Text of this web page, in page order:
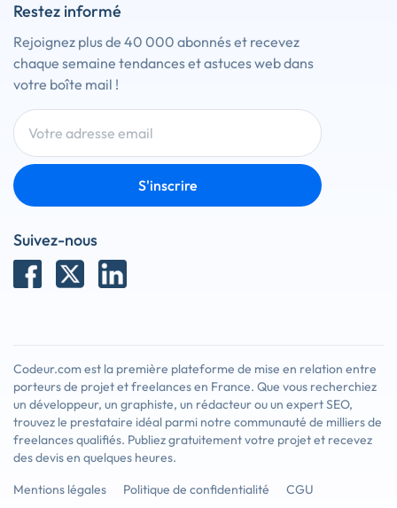
Restez informé
Rejoignez plus de 40 000 abonnés et recevez
chaque semaine tendances et astuces web dans
votre boîte mail !
S'inscrire
Suivez-nous
Codeur.com est la première plateforme de mise en relation entre
porteurs de projet et freelances en France. Que vous recherchiez
un développeur, un graphiste, un rédacteur ou un expert SEO,
trouvez le prestataire idéal parmi notre communauté de milliers de
freelances qualifiés. Publiez gratuitement votre projet et recevez
des devis en quelques heures.
Mentions légales
Politique de confidentialité CGU